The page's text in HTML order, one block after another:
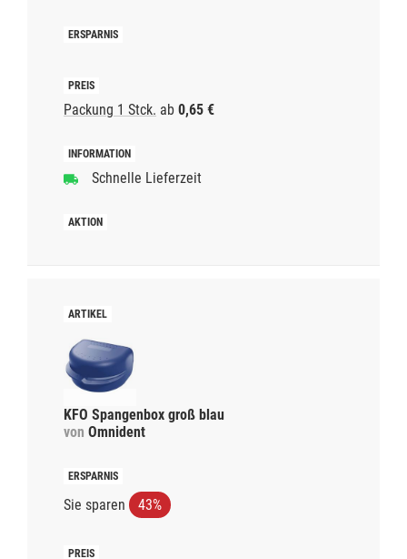
Packung 1 Stck. ab 0,65 €
Schnelle Lieferzeit
KFO Spangenbox groß blau
von Omnident
Sie sparen 43%